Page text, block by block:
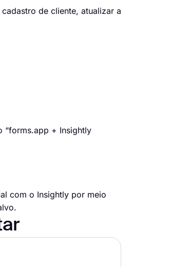
de cliente, atualizar a
+ Insightly
com o Insightly por meio